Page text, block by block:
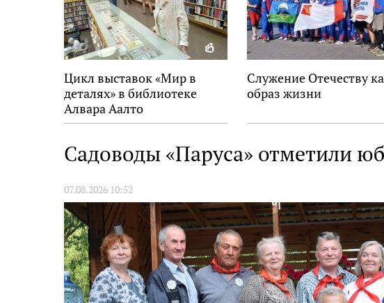
Цикл выставок «Мир в
деталях» в библиотеке
Алвара Аалто
Служение Отечеству
образ жизни
Садоводы «Паруса» отметили
07.08.2026 10:52